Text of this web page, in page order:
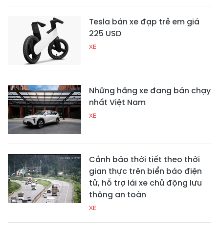
Tesla bán xe đạp trẻ em giá
225 USD
XE
Những hãng xe đang bán chạy
nhất Việt Nam
XE
Cảnh báo thời tiết theo thời
gian thực trên biển báo điện
tử, hỗ trợ lái xe chủ động lưu
thông an toàn
XE